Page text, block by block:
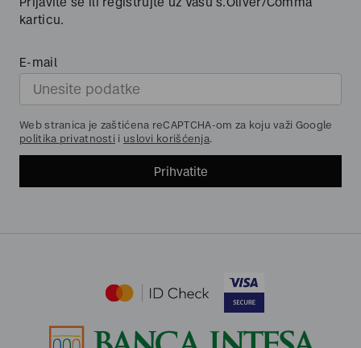
karticu.
E-mail
Web stranica je zaštićena reCAPTCHA-om za koju važi Google
politika privatnosti i uslovi korišćenja.
Prihvatite